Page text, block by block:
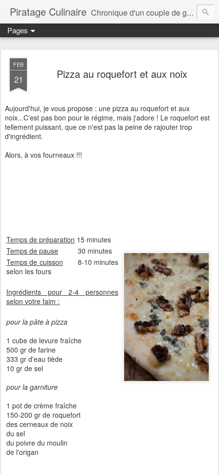
Piratage Culinaire Chronique d'un couple de gourmands
Pages
FEB
21 Pizza au roquefort et aux noix
Aujourd'hui, je vous propose : une pizza au roquefort et aux
noix...C'est pas bon pour le régime, mais j'adore ! Le roquefort est
tellement puissant, que ce n'est pas la peine de rajouter trop
d'ingrédient.
Alors, à vos fourneaux !!!
Temps de préparation 15 minutes
Temps de pause 30 minutes
Temps de cuisson 8-10 minutes
selon les fours
Ingrédients pour 2-4 personnes
selon votre faim :
pour la pâte à pizza
1 cube de levure fraîche
500 gr de farine
333 gr d'eau tiède
10 gr de sel
pour la garniture
1 pot de crème fraîche
150-200 gr de roquefort
des cerneaux de noix
du sel
du poivre du moulin
de l'origan